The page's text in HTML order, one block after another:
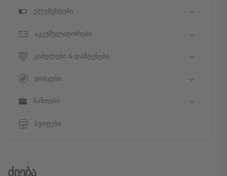
ელემენტები
აკკუმულატორები
კაბელები & დამტენები
დისკები
ჩანთები
სეიფები
Ძიება